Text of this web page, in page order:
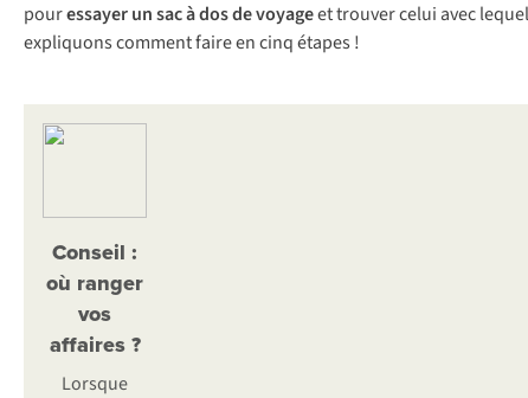
pouressayer un sac à dos de voyageet trouver celui avec
expliquons comment faire en cinq étapes !
Conseil :
où ranger
vos
affaires ?
Lorsque